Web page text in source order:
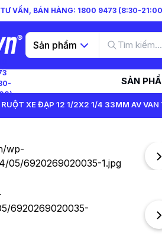
TƯ VẤN, BÁN HÀNG: 1800 9473 (8:30-
Sản phẩm
SẢN
RUỘT XE ĐẠP 12 1/2X2 1/4 33MM AV VAN